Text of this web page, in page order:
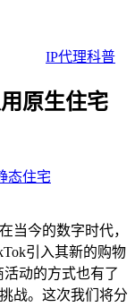
IP代理科普
原生住宅
态住宅
当今的数字时代，
引入其新的购物
动的方式也有了
战。这次我们将分